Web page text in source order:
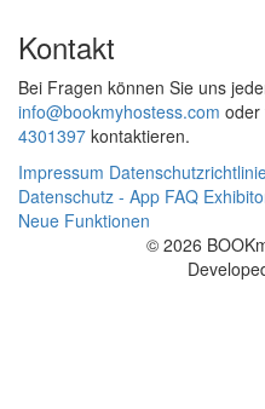
Kontakt
Bei Fragen können Sie uns
info@bookmyhostess.com oder
4301397 kontaktieren.
Impressum
Datenschutz - App FAQ
Neue Funktionen
© 2026